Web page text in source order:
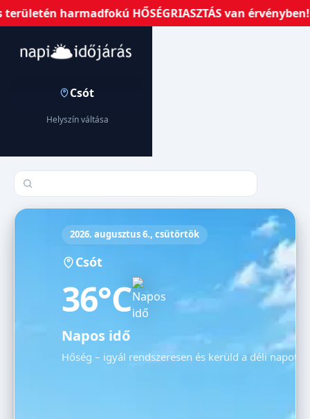
harmadfokú HŐSÉGRIASZTÁS van érvényben!
Csót
Helyszín váltása
Település keresése
2026. augusztus 6., csütörtök
Csót
36°C
Napos idő
Hőség – igyál rendszeresen és kerüld a déli napot!